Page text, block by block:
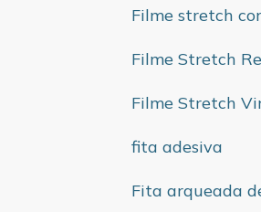
Filme stretch
Filme Stretch
Filme Stretch
fita adesiva
Fita arqueada